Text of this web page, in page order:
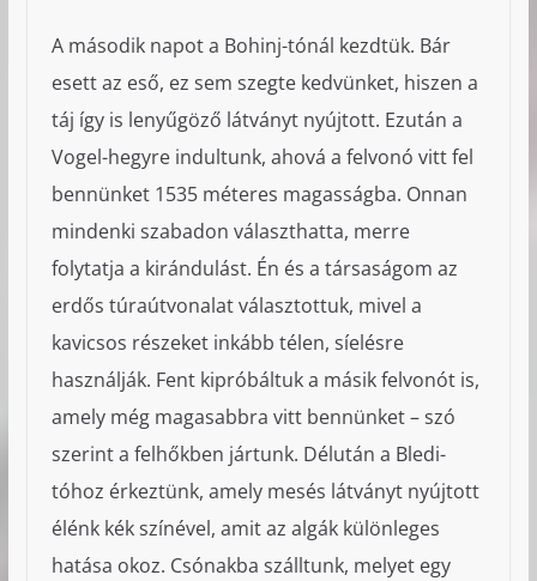
A második napot a Bohinj-tónál kezdtük. Bár
esett az eső, ez sem szegte kedvünket, hiszen a
táj így is lenyűgöző látványt nyújtott. Ezután a
Vogel-hegyre indultunk, ahová a felvonó vitt fel
bennünket 1535 méteres magasságba. Onnan
mindenki szabadon választhatta, merre
folytatja a kirándulást. Én és a társaságom az
erdős túraútvonalat választottuk, mivel a
kavicsos részeket inkább télen, síelésre
használják. Fent kipróbáltuk a másik felvonót is,
amely még magasabbra vitt bennünket – szó
szerint a felhőkben jártunk. Délután a Bledi-
tóhoz érkeztünk, amely mesés látványt nyújtott
élénk kék színével, amit az algák különleges
hatása okoz. Csónakba szálltunk, melyet egy